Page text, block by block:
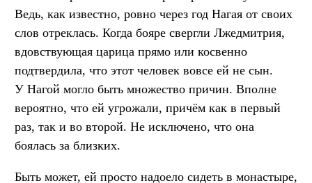
Ведь, как известно, ровно через год Нагая от своих
слов отреклась. Когда бояре свергли Лжедмитрия,
вдовствующая царица прямо или косвенно
подтвердила, что этот человек вовсе ей не сын.
У Нагой могло быть множество причин. Вполне
вероятно, что ей угрожали, причём как в первый
раз, так и во второй. Не исключено, что она
боялась за близких.
Быть может, ей просто надоело сидеть в монастыре,